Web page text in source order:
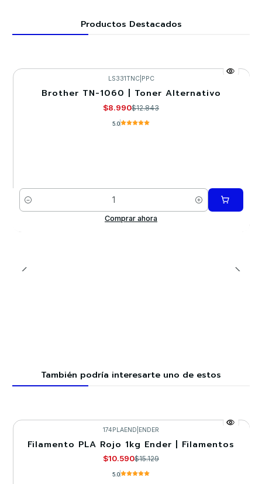
Productos Destacados
-30%
LS331TNC| PPC
Brother TN-1060 | Toner Alternativo
$8.990$12.843
5.0
Cantidad
Comprar ahora
También podría interesarte uno de estos
-30%
174PLAEND ENDER
Filamento PLA Rojo 1kg Ender | Filamentos
$10.590$15.129
5.0